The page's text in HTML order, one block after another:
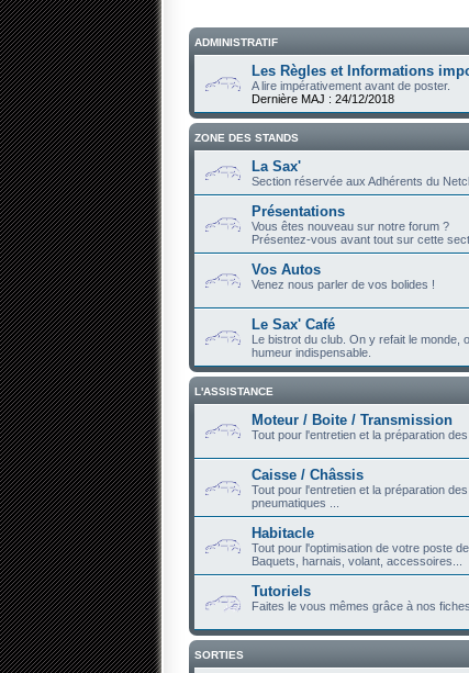
ADMINISTRATIF
Les Règles et Informations
A lire impérativement avant de poster.
Dernière MAJ : 24/12/2018
ZONE DES STANDS
La Sax'
Section réservée aux Adhérents du
Présentations
Vous êtes nouveau sur notre forum ?
Présentez-vous avant tout sur cette
Vos Autos
Venez nous parler de vos bolides !
Le Sax' Café
Le bistrot du club. On y refait le monde,
humeur indispensable.
L'ASSISTANCE
Moteur / Boite / Transmission
Tout pour l'entretien et la préparation
Caisse / Châssis
Tout pour l'entretien et la préparation
pneumatiques ...
Habitacle
Tout pour l'optimisation de votre poste de
Baquets, harnais, volant, accessoires...
Tutoriels
Faites le vous mêmes grâce à nos fiches.
SORTIES